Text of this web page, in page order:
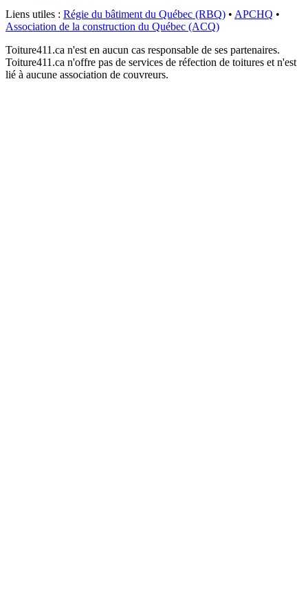
Liens utiles : Régie du bâtiment du Québec (RBQ) • APCHQ •
Association de la construction du Québec (ACQ)
Toiture411.ca n'est en aucun cas responsable de ses partenaires.
Toiture411.ca n'offre pas de services de réfection de toitures et n'est
lié à aucune association de couvreurs.